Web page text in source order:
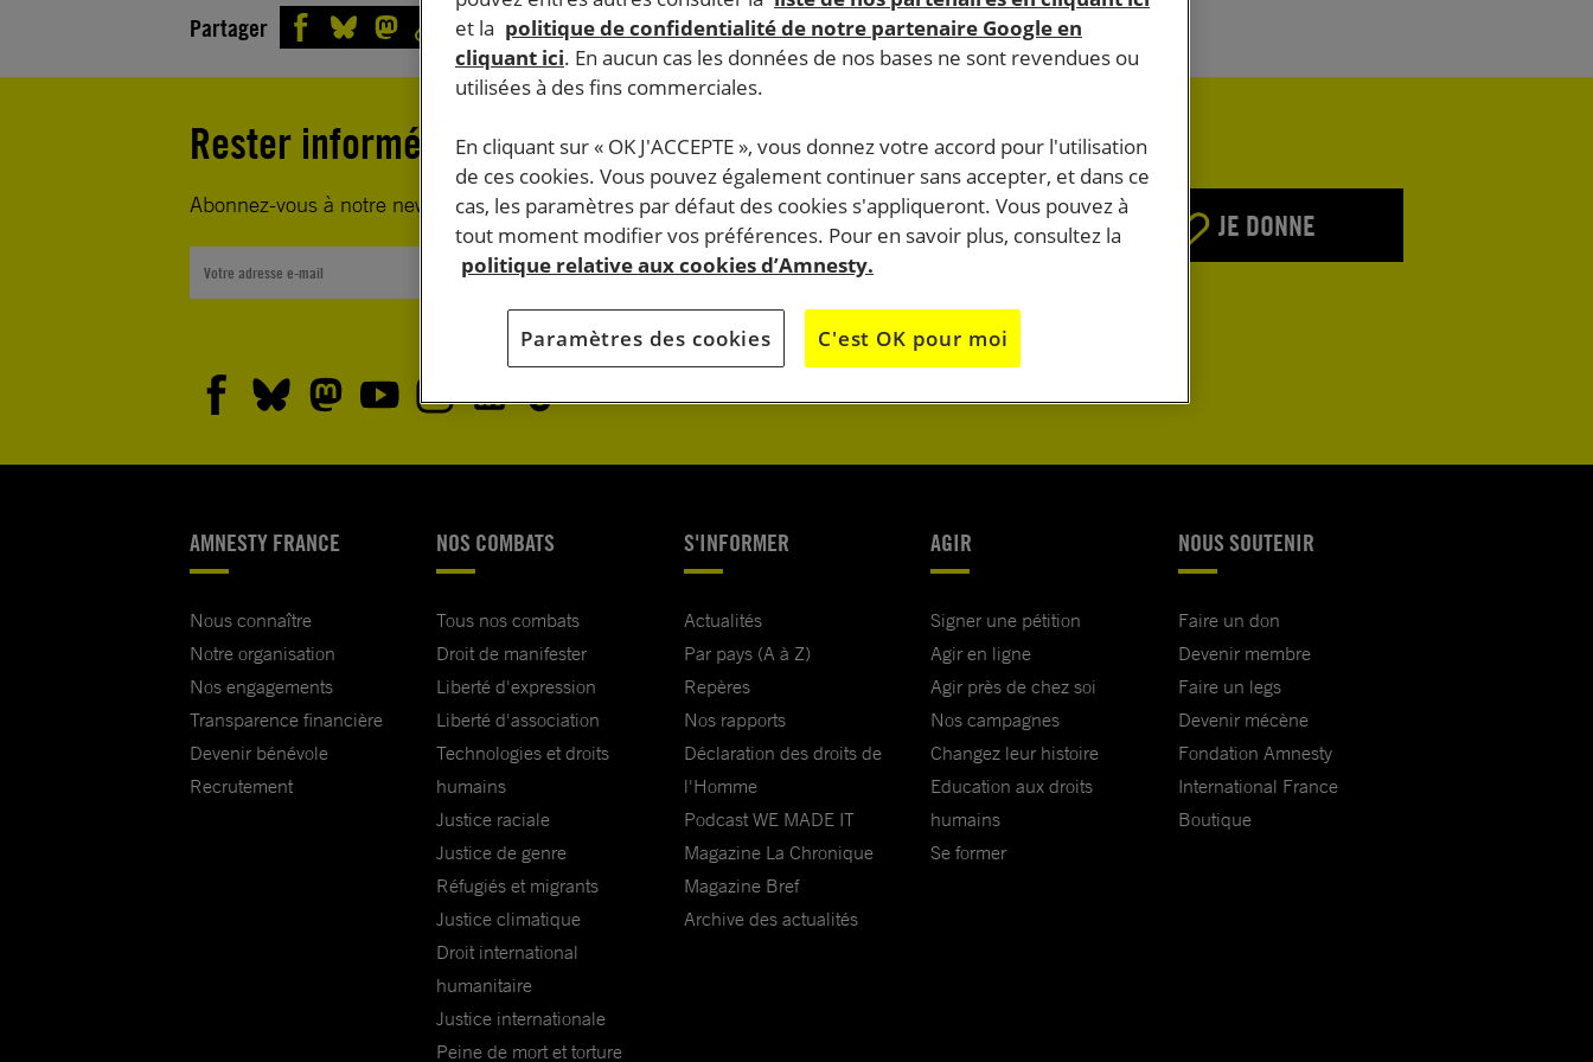
Partager
Rester informé·e
Abonnez-vous à notre newsletter hebdo.
OK
J’AGIS JE DONNE
JE M’ENGAGE
AMNESTY FRANCE
Nous connaître
Notre organisation
Nos engagements
Transparence financière
Devenir bénévole
Recrutement
NOS COMBATS
Tous nos combats
Droit de manifester
Liberté d'expression
Liberté d'association
Technologies et droits
humains
Justice raciale
Justice de genre
Réfugiés et migrants
Justice climatique
Droit international
humanitaire
Justice internationale
Peine de mort et torture
S'INFORMER
Actualités
Par pays (A à Z)
Repères
Nos rapports
Déclaration des droits de
l'Homme
Podcast WE MADE IT
Magazine La Chronique
Magazine Bref
Archive des actualités
AGIR
Signer une pétition
Agir en ligne
Agir près de chez soi
Nos campagnes
Changez leur histoire
Education aux droits
humains
Se former
NOUS SOUTENIR
Faire un don
Devenir membre
Faire un legs
Devenir mécène
Fondation Amnesty
International France
Boutique
et la politique de confidentialité de notre partenaire Google en
cliquant ici. En aucun cas les données de nos bases ne sont revendues ou
utilisées à des fins commerciales.
En cliquant sur « OK J'ACCEPTE », vous donnez votre accord pour l'utilisation
de ces cookies. Vous pouvez également continuer sans accepter, et dans ce
cas, les paramètres par défaut des cookies s'appliqueront. Vous pouvez à
tout moment modifier vos préférences. Pour en savoir plus, consultez la
politique relative aux cookies d’Amnesty.
Paramètres des cookies C'est OK pour moi